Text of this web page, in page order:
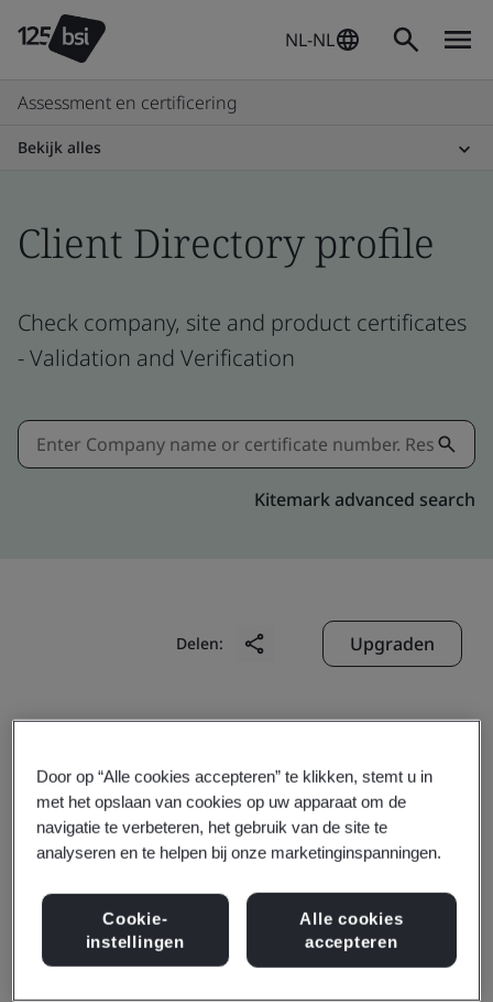
NL-NL
Assessment en certificering
Bekijk alles
Client Directory profile
Check company, site and product certificates
- Validation and Verification
Kitemark advanced search
Delen: Upgraden
CONSTRUCTION
JOINT STOCK COMPANY
Floor 14th, Centec Tower,
Xuan Hoa Ward,
Ho Chi Minh City,
Door op “Alle cookies accepteren” te klikken, stemt u in
met het opslaan van cookies op uw apparaat om de
navigatie te verbeteren, het gebruik van de site te
analyseren en te helpen bij onze marketinginspanningen.
Cookie-
instellingen
Alle cookies
accepteren